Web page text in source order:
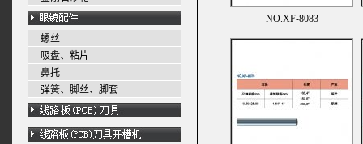
螺丝
吸盘、粘片
鼻托
弹簧、脚丝、脚套
NO.XF-8083